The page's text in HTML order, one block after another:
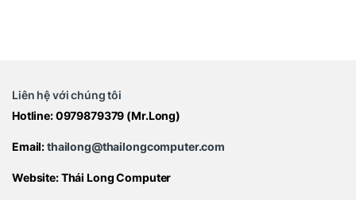
Liên hệ với chúng tôi
Hotline:0979879379 (Mr.Long)
Email:thailong@thailongcomputer.com
Website:Thái Long Computer